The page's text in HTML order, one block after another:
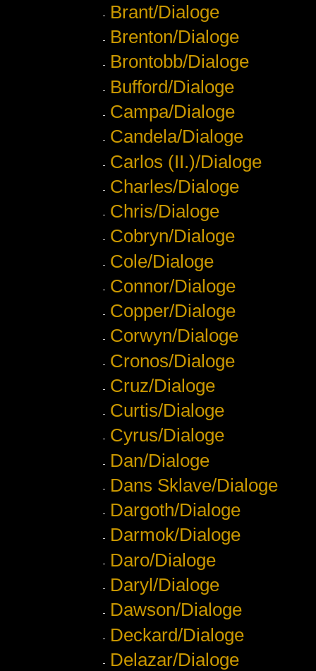
Brant/Dialoge
Brenton/Dialoge
Brontobb/Dialoge
Bufford/Dialoge
Campa/Dialoge
Candela/Dialoge
Carlos (II.)/Dialoge
Charles/Dialoge
Chris/Dialoge
Cobryn/Dialoge
Cole/Dialoge
Connor/Dialoge
Copper/Dialoge
Corwyn/Dialoge
Cronos/Dialoge
Cruz/Dialoge
Curtis/Dialoge
Cyrus/Dialoge
Dan/Dialoge
Dans Sklave/Dialoge
Dargoth/Dialoge
Darmok/Dialoge
Daro/Dialoge
Daryl/Dialoge
Dawson/Dialoge
Deckard/Dialoge
Delazar/Dialoge